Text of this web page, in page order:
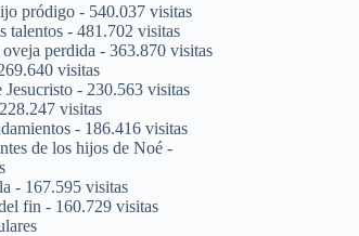
pródigo - 540.037 visitas
talentos - 481.702 visitas
perdida - 363.870 visitas
visitas
- 230.563 visitas
visitas
- 186.416 visitas
de los hijos de Noé -
- 167.595 visitas
fin - 160.729 visitas